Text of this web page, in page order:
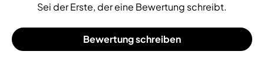
Sei der Erste, der eine Bewertung schreibt.
Bewertung schreiben